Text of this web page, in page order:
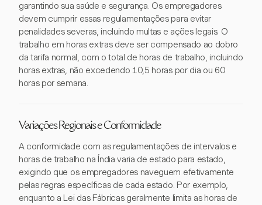
garantindo sua saúde e segurança. Os empregadores
devem cumprir essas regulamentações para evitar
penalidades severas, incluindo multas e ações legais. O
trabalho em horas extras deve ser compensado ao dobro
da tarifa normal, com o total de horas de trabalho, incluindo
horas extras, não excedendo 10,5 horas por dia ou 60
horas por semana.
Variações Regionais e Conformidade
A conformidade com as regulamentações de intervalos e
horas de trabalho na Índia varia de estado para estado,
exigindo que os empregadores naveguem efetivamente
pelas regras específicas de cada estado. Por exemplo,
enquanto a Lei das Fábricas geralmente limita as horas de